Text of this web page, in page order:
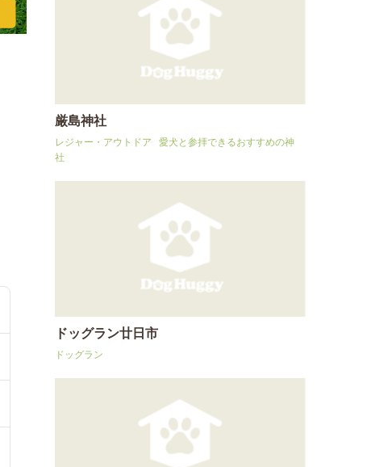
厳島神社
レジャー・アウトドア
愛犬と参拝できるおすすめの神
社
ドッグラン廿日市
ドッグラン